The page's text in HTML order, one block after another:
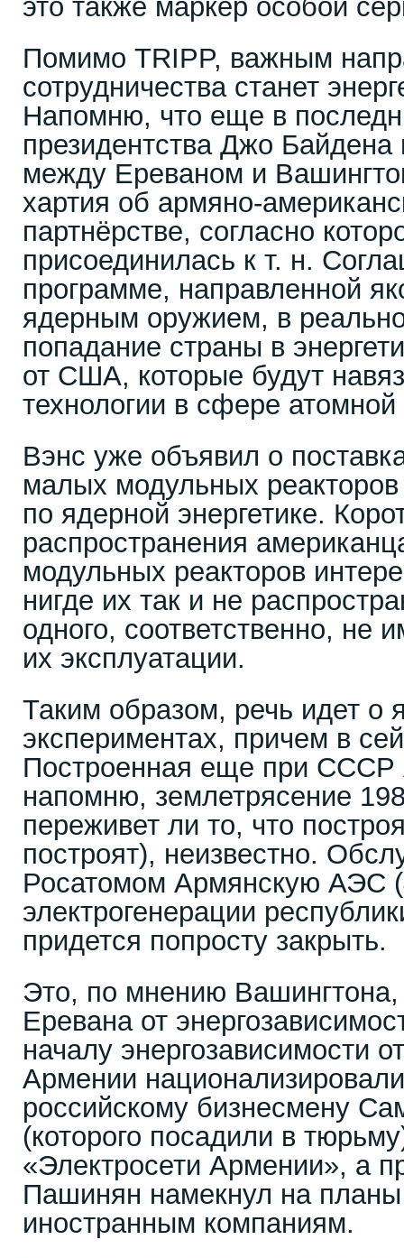
это также маркер особой
Помимо TRIPP, важным
сотрудничества станет
Напомню, что еще в
президентства Джо
между Ереваном и
хартия об армяно-
партнёрстве, согласно
присоединилась к т. н.
программе, направленной
ядерным оружием, в
попадание страны в
от США, которые будут
технологии в сфере атомной
Вэнс уже объявил о
малых модульных
по ядерной энергетике.
распространения
модульных реакторов
нигде их так и не
одного, соответственно, не
их эксплуатации.
Таким образом, речь идет о
экспериментах, причем в
Построенная еще при
напомню, землетрясение
переживет ли то, что
построят), неизвестно.
Росатомом Армянскую АЭС
электрогенерации
придется попросту закрыть.
Это, по мнению
Еревана от
началу энергозависимости
Армении
российскому бизнесмену
(которого посадили в
«Электросети Армении», а
Пашинян намекнул на планы
иностранным компаниям.